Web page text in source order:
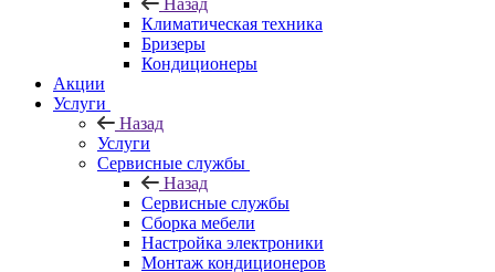
Назад
Климатическая техника
Бризеры
Кондиционеры
Акции
Услуги
Назад
Услуги
Сервисные службы
Назад
Сервисные службы
Сборка мебели
Настройка электроники
Монтаж кондиционеров